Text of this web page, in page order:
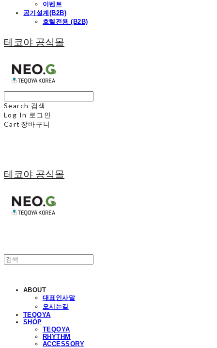
이벤트
공기설계(B2B)
호텔전용 (B2B)
테코야 공식몰
Search 검색
Log In 로그인
Cart 장바구니
테코야 공식몰
ABOUT
대표인사말
오시는길
TEQOYA
SHOP
TEQOYA
RHYTHM
ACCESSORY